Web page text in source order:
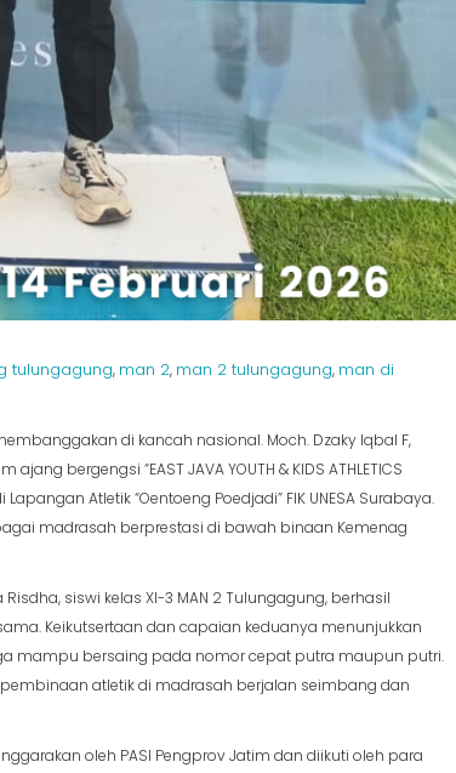
tulungagung, man 2, man 2 tulungagung, man di
di kancah nasional. Moch. Dzaky Iqbal F,
bergengsi “EAST JAVA YOUTH & KIDS ATHLETICS
Atletik “Oentoeng Poedjadi” FIK UNESA Surabaya.
madrasah berprestasi di bawah binaan Kemenag
siswi kelas XI-3 MAN 2 Tulungagung, berhasil
Keikutsertaan dan capaian keduanya menunjukkan
mampu bersaing pada nomor cepat putra maupun putri.
atletik di madrasah berjalan seimbang dan
oleh PASI Pengprov Jatim dan diikuti oleh para